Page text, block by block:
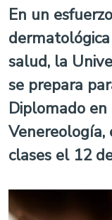
En un
salud, la
se prepara
Diplomado
Venereología,
clases el 12